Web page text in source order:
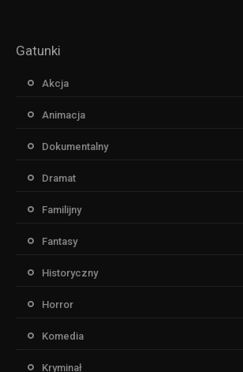
Gatunki
Akcja
Animacja
Dokumentalny
Dramat
Familijny
Fantasy
Historyczny
Horror
Komedia
Kryminał